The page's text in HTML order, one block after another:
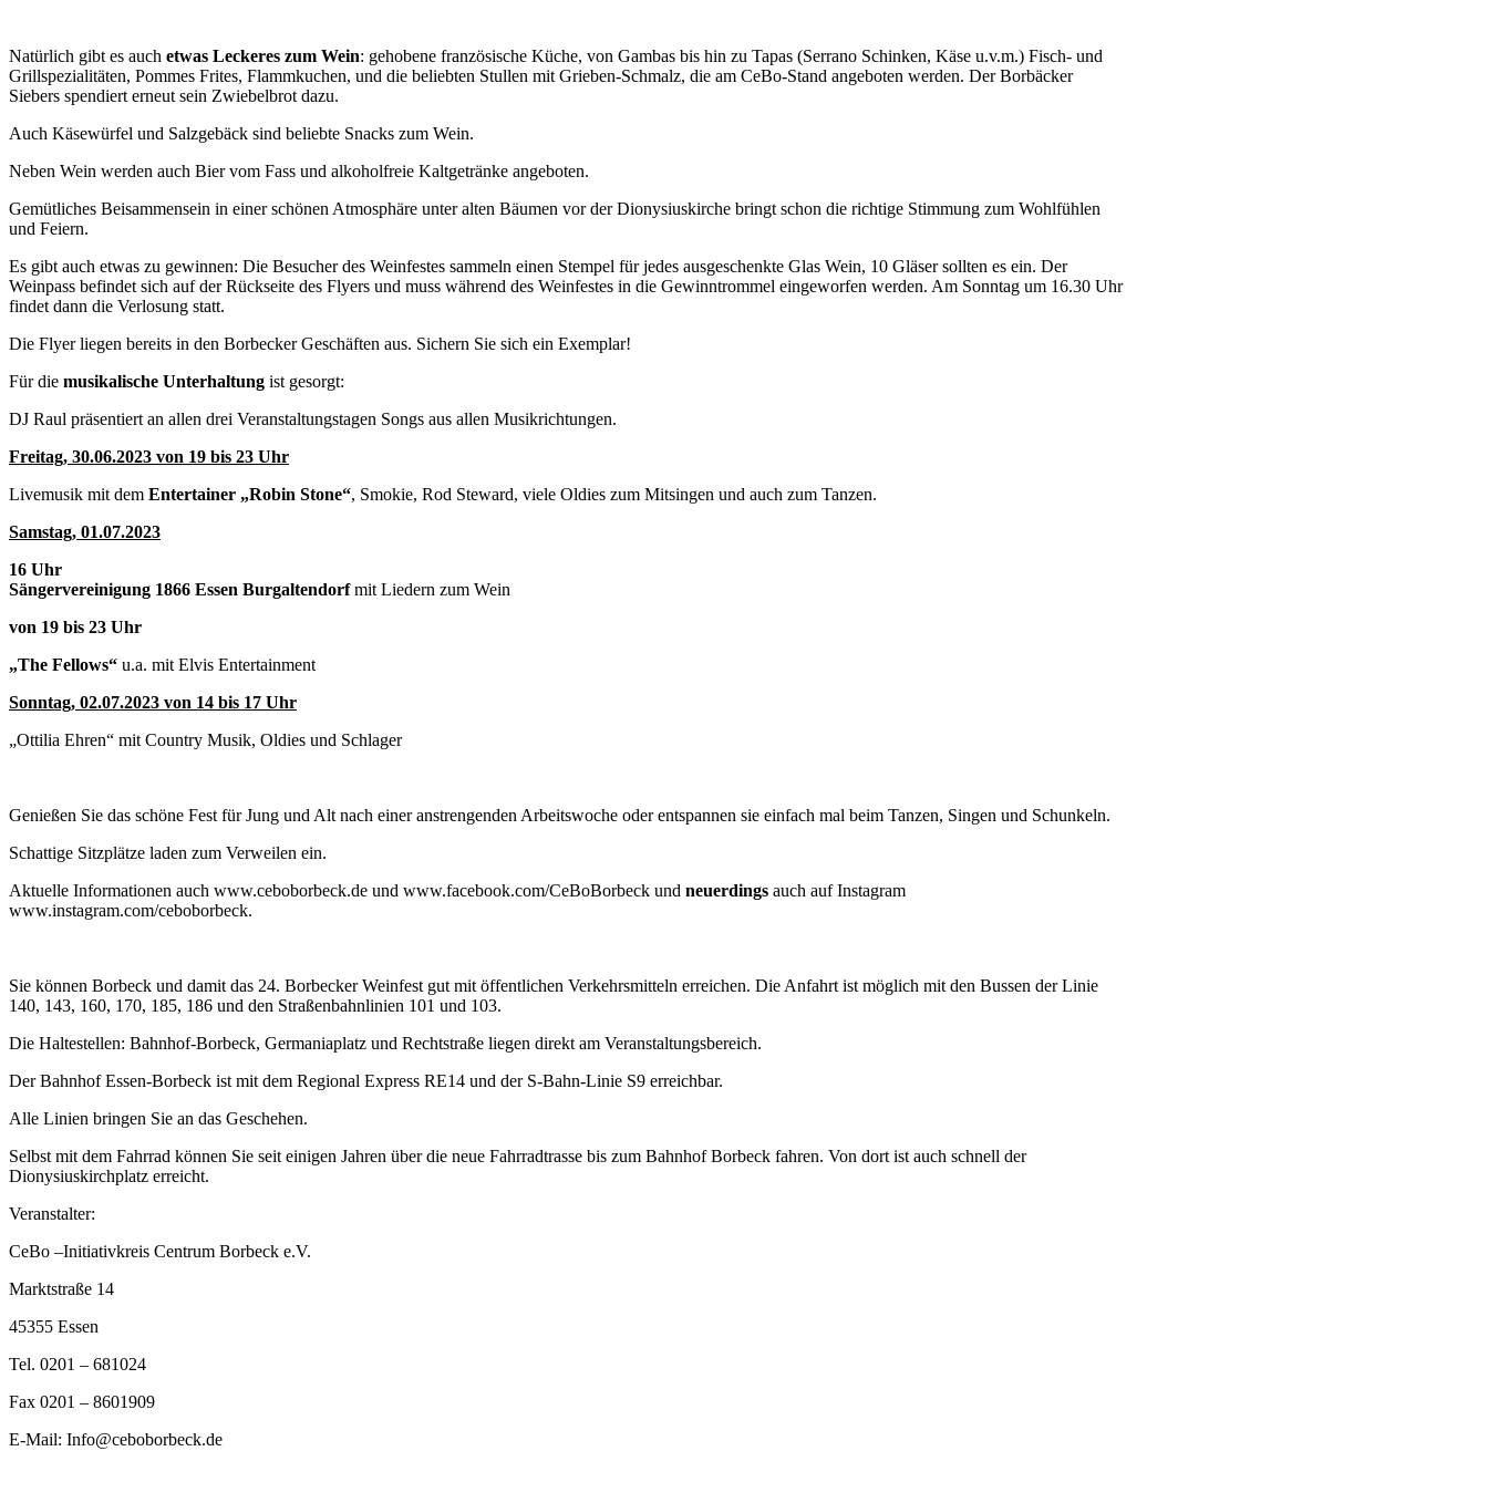
Natürlich gibt es auch etwas Leckeres zum Wein: gehobene französische Küche, von Gambas bis hin zu Tapas (Serrano Schinken, Käse u.v.m.) Fisch- und
Grillspezialitäten, Pommes Frites, Flammkuchen, und die beliebten Stullen mit Grieben-Schmalz, die am CeBo-Stand angeboten werden. Der Borbäcker
Siebers spendiert erneut sein Zwiebelbrot dazu.
Auch Käsewürfel und Salzgebäck sind beliebte Snacks zum Wein.
Neben Wein werden auch Bier vom Fass und alkoholfreie Kaltgetränke angeboten.
Gemütliches Beisammensein in einer schönen Atmosphäre unter alten Bäumen vor der Dionysiuskirche bringt schon die richtige Stimmung zum Wohlfühlen
und Feiern.
Es gibt auch etwas zu gewinnen: Die Besucher des Weinfestes sammeln einen Stempel für jedes ausgeschenkte Glas Wein, 10 Gläser sollten es ein. Der
Weinpass befindet sich auf der Rückseite des Flyers und muss während des Weinfestes in die Gewinntrommel eingeworfen werden. Am Sonntag um 16.30 Uhr
findet dann die Verlosung statt.
Die Flyer liegen bereits in den Borbecker Geschäften aus. Sichern Sie sich ein Exemplar!
Für die musikalische Unterhaltung ist gesorgt:
DJ Raul präsentiert an allen drei Veranstaltungstagen Songs aus allen Musikrichtungen.
Freitag, 30.06.2023 von 19 bis 23 Uhr
Livemusik mit dem Entertainer „Robin Stone“, Smokie, Rod Steward, viele Oldies zum Mitsingen und auch zum Tanzen.
Samstag, 01.07.2023
16 Uhr
Sängervereinigung 1866 Essen Burgaltendorfmit Liedern zum Wein
von 19 bis 23 Uhr
„The Fellows“ u.a. mit Elvis Entertainment
Sonntag, 02.07.2023 von 14 bis 17 Uhr
„Ottilia Ehren“ mit Country Musik, Oldies und Schlager
Genießen Sie das schöne Fest für Jung und Alt nach einer anstrengenden Arbeitswoche oder entspannen sie einfach mal beim Tanzen, Singen und Schunkeln.
Schattige Sitzplätze laden zum Verweilen ein.
Aktuelle Informationen auch www.ceboborbeck.de und www.facebook.com/CeBoBorbeck und neuerdings auch auf Instagram
www.instagram.com/ceboborbeck.
Sie können Borbeck und damit das 24. Borbecker Weinfest gut mit öffentlichen Verkehrsmitteln erreichen. Die Anfahrt ist möglich mit den Bussen der Linie
140, 143, 160, 170, 185, 186 und den Straßenbahnlinien 101 und 103.
Die Haltestellen: Bahnhof-Borbeck, Germaniaplatz und Rechtstraße liegen direkt am Veranstaltungsbereich.
Der Bahnhof Essen-Borbeck ist mit dem Regional Express RE14 und der S-Bahn-Linie S9 erreichbar.
Alle Linien bringen Sie an das Geschehen.
Selbst mit dem Fahrrad können Sie seit einigen Jahren über die neue Fahrradtrasse bis zum Bahnhof Borbeck fahren. Von dort ist auch schnell der
Dionysiuskirchplatz erreicht.
Veranstalter:
CeBo –Initiativkreis Centrum Borbeck e.V.
Marktstraße 14
45355 Essen
Tel. 0201 – 681024
Fax 0201 – 8601909
E-Mail: Info@ceboborbeck.de